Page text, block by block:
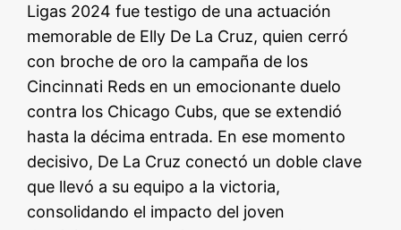
Ligas 2024 fue testigo de una actuación
memorable de Elly De La Cruz, quien cerró
con broche de oro la campaña de los
Cincinnati Reds en un emocionante duelo
contra los Chicago Cubs, que se extendió
hasta la décima entrada. En ese momento
decisivo, De La Cruz conectó un doble clave
que llevó a su equipo a la victoria,
consolidando el impacto del joven